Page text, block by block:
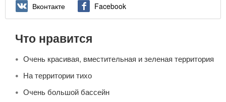
Вконтакте Facebook
Что нравится
Очень красивая, вместительная и зеленая территория
На территории тихо
Очень большой бассейн